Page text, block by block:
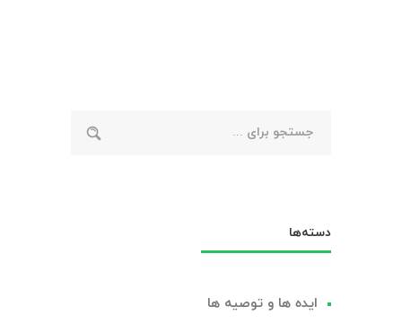
سبب
دسته‌ها
ایده ها و توصیه ها